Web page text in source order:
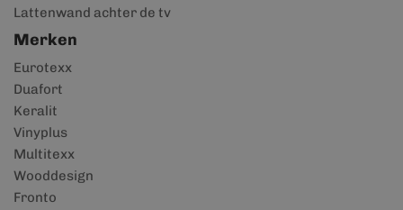
Lattenwand achter de tv
Merken
Eurotexx
Duafort
Keralit
Vinyplus
Multitexx
Wooddesign
Fronto